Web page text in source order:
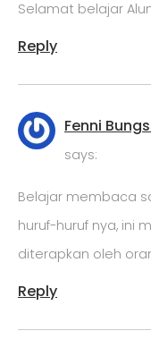
Selamat belajar
Reply
Fenni
says:
Belajar membaca
huruf-huruf nya, ini
diterapkan oleh
Reply